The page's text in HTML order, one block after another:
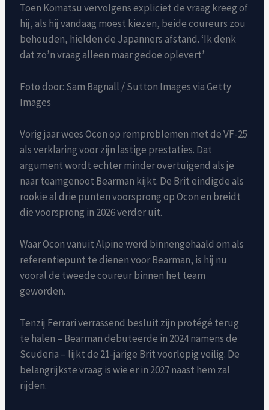
Toen Komatsu vervolgens expliciet de vraag kreeg of
hij, als hij vandaag moest kiezen, beide coureurs zou
behouden, hielden de Japanners afstand. ‘Ik denk
dat zo’n vraag alleen maar gedoe oplevert’
Foto door: Sam Bagnall / Sutton Images via Getty
Images
Vorig jaar wees Ocon op remproblemen met de VF-25
als verklaring voor zijn lastige prestaties. Dat
argument wordt echter minder overtuigend als je
naar teamgenoot Bearman kijkt. De Brit eindigde als
rookie al drie punten voorsprong op Ocon en breidt
die voorsprong in 2026 verder uit.
Waar Ocon vanuit Alpine werd binnengehaald om als
referentiepunt te dienen voor Bearman, is hij nu
vooral de tweede coureur binnen het team
geworden.
Tenzij Ferrari verrassend besluit zijn protégé terug
te halen – Bearman debuteerde in 2024 namens de
Scuderia – lijkt de 21-jarige Brit voorlopig veilig. De
belangrijkste vraag is wie er in 2027 naast hem zal
rijden.